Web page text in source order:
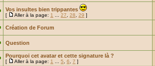
Vos insultes bien trippantes
[ Aller à la page: 1 27 28 29 ]
Création de Forum
Question
Pourquoi cet avatar et cette signature là ?
[ Aller à la page: 1 5 6 7 ]